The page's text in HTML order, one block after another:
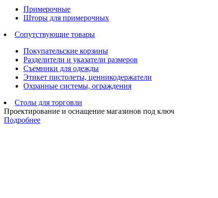
Примерочные
Шторы для примерочных
Сопутствующие товары
Покупательские корзины
Разделители и указатели размеров
Съемники для одежды
Этикет пистолеты, ценникодержатели
Охранные системы, ограждения
Столы для торговли
Проектирование и оснащение магазинов под ключ
Подробнее